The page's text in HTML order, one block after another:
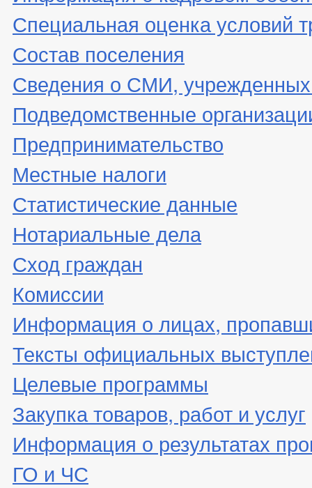
Специальная оценка условий
Состав поселения
Сведения о СМИ,
Подведомственные
Предпринимательство
Местные налоги
Статистические данные
Нотариальные дела
Сход граждан
Комиссии
Информация о лицах,
Тексты официальных
Целевые программы
Закупка товаров, работ и услуг
Информация о результатах
ГО и ЧС